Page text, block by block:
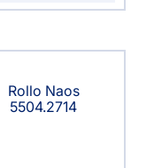
Rollo Naos
5504.2714